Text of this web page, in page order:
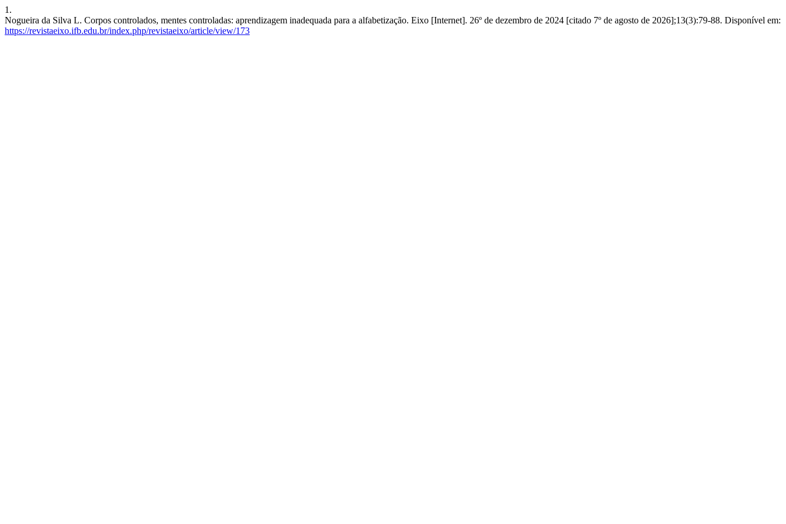
1.
Nogueira da Silva L. Corpos controlados, mentes controladas: aprendizagem inadequada para a alfabetização. Eixo [Internet]. 26º de dezembro de 2024 [citado 7º de agosto de 2026];13(3):79-88. Disponível em:
https://revistaeixo.ifb.edu.br/index.php/revistaeixo/article/view/173